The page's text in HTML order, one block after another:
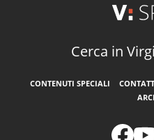
Cerca in
CONTENUTI SPECIALI